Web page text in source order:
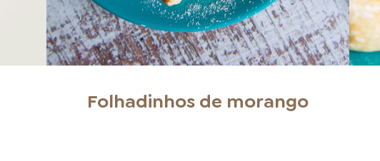
Folhadinhos de morango